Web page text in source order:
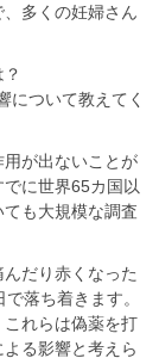
多くの妊婦さん
について教えてく
が出ないことが
に世界65カ国以
ても大規模な調査
だり赤くなった
落ち着きます。
れらは偽薬を打
る影響と考えら